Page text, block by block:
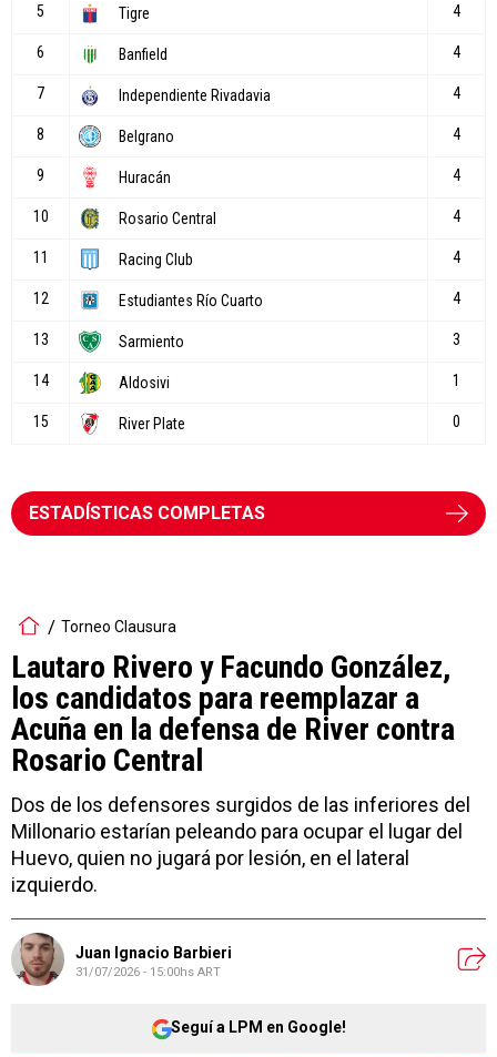
ESTADÍSTICAS COMPLETAS
Torneo Clausura
Lautaro Rivero y Facundo González,
los candidatos para reemplazar a
Acuña en la defensa de River contra
Rosario Central
Dos de los defensores surgidos de las inferiores del
Millonario estarían peleando para ocupar el lugar del
Huevo, quien no jugará por lesión, en el lateral
izquierdo.
Juan Ignacio Barbieri
31/07/2026 - 15:00hs ART
Seguí a LPM en Google!